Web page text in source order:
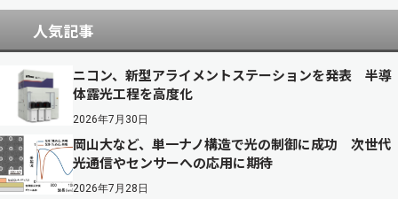
人気記事
ニコン、新型アライメントステーションを発表 半導
体露光工程を高度化
2026年7月30日
岡山大など、単一ナノ構造で光の制御に成功 次世代
光通信やセンサーへの応用に期待
2026年7月28日